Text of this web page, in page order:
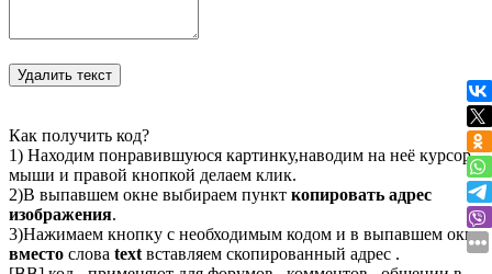
Как получить код?
1) Находим понравившуюся картинку,наводим на неё курсор
мыши и правой кнопкой делаем клик.
2)В выпавшем окне выбираем пункт копировать адрес
изображения.
3)Нажимаем кнопку с необходимым кодом и в выпавшем окне
вместо слова textвставляем скопированный адрес .